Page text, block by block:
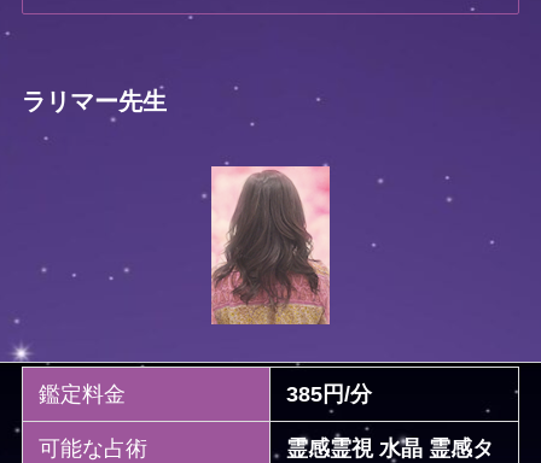
ラリマー先生
鑑定料金 385円/分
可能な占術
霊感霊視 水晶 霊感タ